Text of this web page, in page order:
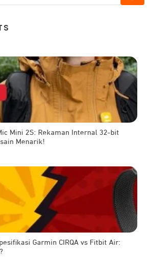
Mini 2S: Rekaman Internal 32-bit
Menarik!
Garmin CIRQA vs Fitbit Air: